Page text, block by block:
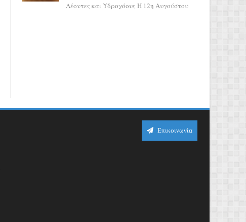
Λέοντες και Υδροχόους Η 12η Αυγούστου
Επικοινωνία